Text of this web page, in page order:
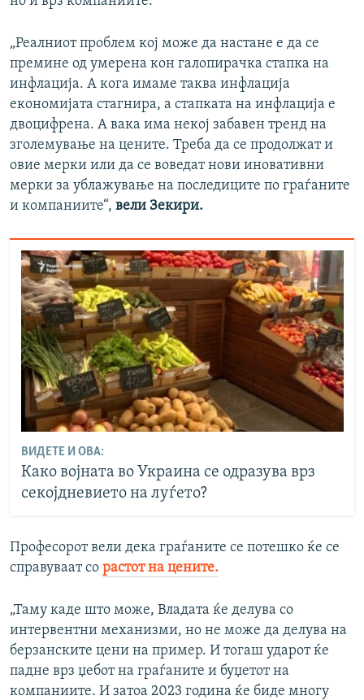
„Реалниот проблем кој може да настане е да се
премине од умерена кон галопирачка стапка на
инфлација. А кога имаме таква инфлација
економијата стагнира, а стапката на инфлација е
двоцифрена. А вака има некој забавен тренд на
зголемување на цените. Треба да се продолжат и
овие мерки или да се воведат нови иновативни
мерки за ублажување на последиците по граѓаните
и компаниите“, вели Зекири.
ВИДЕТЕ И ОВА:
Како војната во Украина се одразува врз
секојдневието на луѓето?
Професорот вели дека граѓаните се потешко ќе се
справуваат со растот на цените.
„Таму каде што може, Владата ќе делува со
интервентни механизми, но не може да делува на
берзанските цени на пример. И тогаш ударот ќе
падне врз џебот на граѓаните и буџетот на
компаниите. И затоа 2023 година ќе биде многу